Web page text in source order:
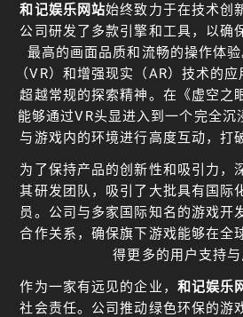
和记娱乐网站始终致力于在技术创
公司研发了多款引擎和工具，以确
最高的画面品质和流畅的操作体
（VR）和增强现实（AR）技术的
超越常规的探索精神。在《虚空之
能够通过VR头显进入到一个完全沉
与游戏内的环境进行高度互动，打
为了保持产品的创新性和吸引力，
其研发团队，吸引了大批具有国际
员。公司与多家国际知名的游戏开
合作关系，确保旗下游戏能够在全
得更多的用户支持与
作为一家有远见的企业， 和记娱乐
社会责任。公司推动绿色环保的游